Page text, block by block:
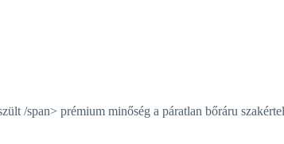
/span> prémium minőség a páratlan bőráru